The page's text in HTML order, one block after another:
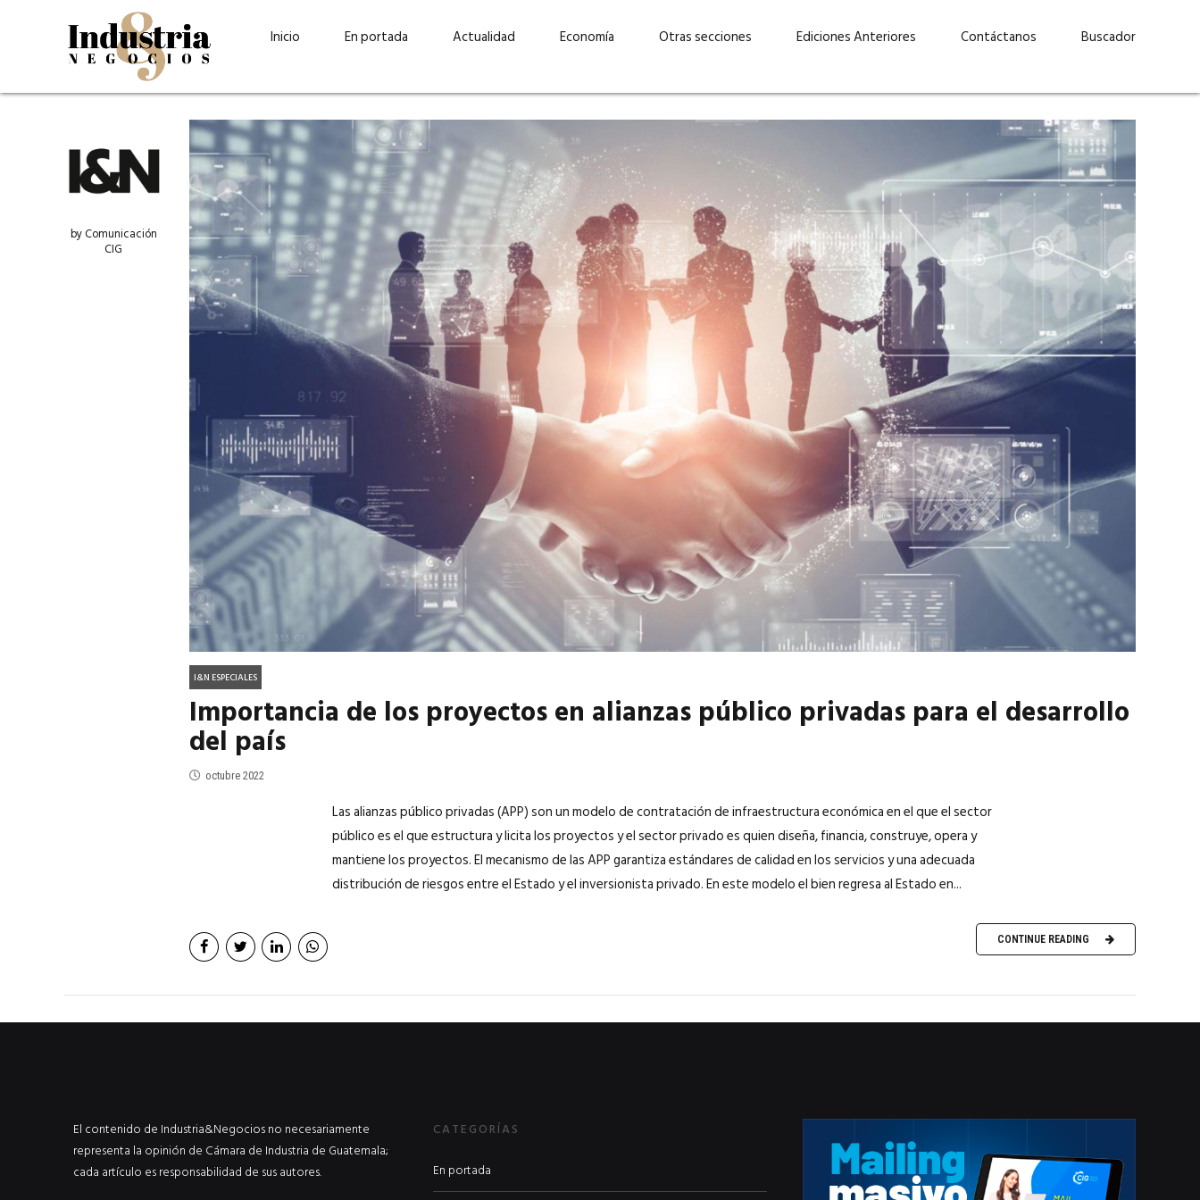
Inicio En portada
Guatehuevo: medio siglo
produciendo la proteína
“La sostenibilidad está en
el centro de Cervecería
Ambev Guatemala» –
Ricardo Urteaga
EN PORTADA
“Invertir con propósito:
cómo CBC impulsa su
crecimiento industrial a
través de la innovación y la
sostenibilidad”
EN PORTADA abril 2026
Elizabeth Suárez: “Las
mujeres podemos liderar y
abrirnos paso por nuestros
propios méritos”
EN PORTADA marzo 2026
Lucas Martínez Paz: “En
tecnología, hay que invertir
con inteligencia, no por
moda”
EN PORTADA
Actualidad Economía Otras secciones Ediciones Anteriores Contáctanos Buscador
by Comunicación
CIG
I&N ESPECIALES
Importancia de los proyectos en alianzas público privadas para el desarrollo
del país
octubre 2022
Las alianzas público privadas (APP) son un modelo de contratación de infraestructura económica en el que el sector
público es el que estructura y licita los proyectos y el sector privado es quien diseña, financia, construye, opera y
mantiene los proyectos. El mecanismo de las APP garantiza estándares de calidad en los servicios y una adecuada
distribución de riesgos entre el Estado y el inversionista privado. En este modelo el bien regresa al Estado en...
CONTINUE READING
El contenido de Industria&Negocios no necesariamente
representa la opinión de Cámara de Industria de Guatemala;
cada artículo es responsabilidad de sus autores.
CATEGORÍAS
En portada